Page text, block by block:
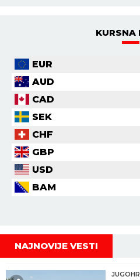
KURSNA
EUR
AUD
CAD
SEK
CHF
GBP
USD
BAM
NAJNOVIJE VESTI